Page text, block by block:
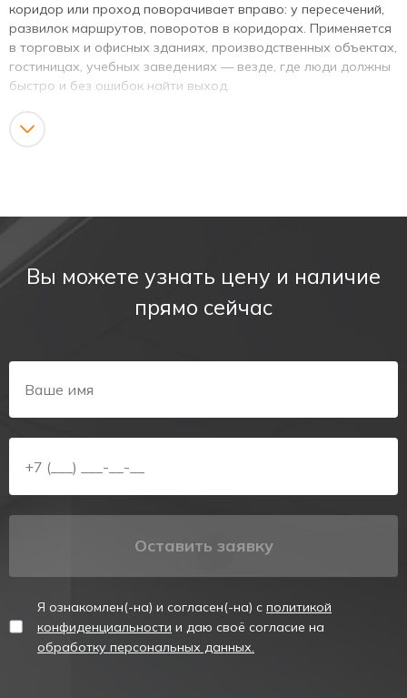
коридор или проход поворачивает вправо: у пересечений,
развилок маршрутов, поворотов в коридорах. Применяется
в торговых и офисных зданиях, производственных объектах,
гостиницах, учебных заведениях — везде, где люди должны
быстро и без ошибок найти выход.
Характеристики
аккумулятор автоматически принимает нагрузку —
задержки нет. Аккумулятор обеспечивает автономную
работу в течение нормативного времени. Пиктограмма
соответствует требованиям ГОСТ и нормам пожарной
безопасности: зелёный фон, белый силуэт человека, стрелка
задымлении наиболее сложна. При выключенном освещении
поворот становится практически невидимым: люди идут
выхода с яркой пиктограммой устраняет эту проблему.
Важно, чтобы он был виден с расстояния, на котором
человек подходит к развилке, — это рассчитывается на
этапе проектирования.
Как выбрать
Для объектов с постоянным присутствием людей
рекомендован постоянный режим работы — светится всегда
ситуациях. Непостоянный режим используют на объектах,
где основное освещение не выключается при аварии.
Уточняйте способ монтажа — настенный или потолочный —
Вы можете узнать цену и наличие
прямо сейчас
Оставить заявку
Я ознакомлен(-на) и согласен(-на) с политикой
конфиденциальности и даю своё согласие на
обработку персональных данных.